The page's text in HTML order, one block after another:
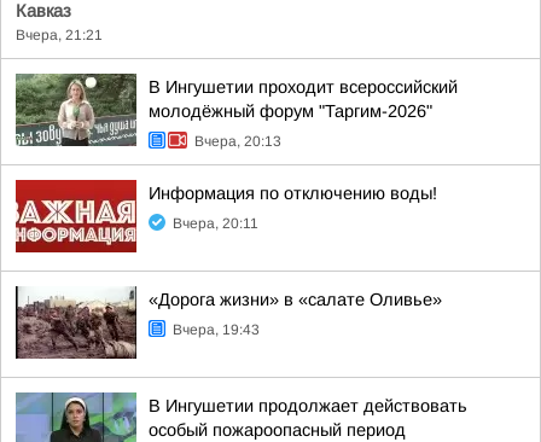
Кавказ
Вчера, 21:21
В Ингушетии проходит всероссийский
молодёжный форум "Таргим-2026"
Вчера, 20:13
Информация по отключению воды!
Вчера, 20:11
«Дорога жизни» в «салате Оливье»
Вчера, 19:43
В Ингушетии продолжает действовать
особый пожароопасный период